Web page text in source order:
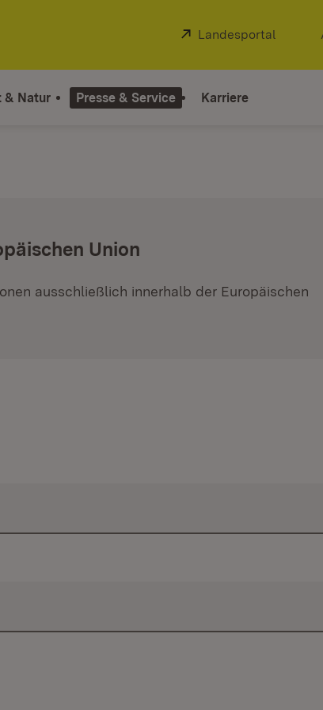
Extern:
Landesportal
& Natur Presse & Service Karriere
Union
ausschließlich innerhalb der Europäischen